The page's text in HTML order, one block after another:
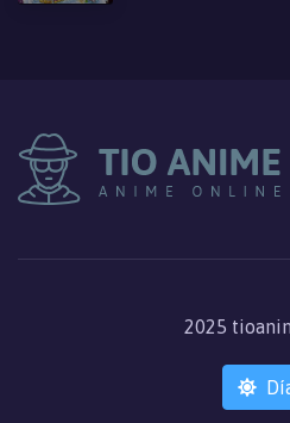
Hace 12
2025